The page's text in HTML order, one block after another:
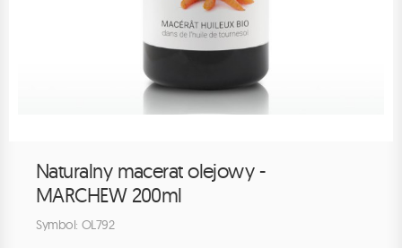
Naturalny macerat olejowy -
MARCHEW 200ml
Symbol: OL792